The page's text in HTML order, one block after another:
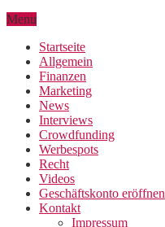
Menu
Startseite
Allgemein
Finanzen
Marketing
News
Interviews
Crowdfunding
Werbespots
Recht
Videos
Geschäftskonto eröffnen
Kontakt
Impressum